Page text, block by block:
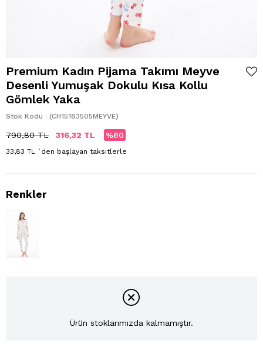
Premium Kadın Pijama Takımı Meyve
Desenli Yumuşak Dokulu Kısa Kollu
Gömlek Yaka
Stok Kodu (CH15183505MEYVE)
790,80 TL 316,32 TL 60
33,83 TL `den başlayan taksitlerle
Ürün stoklarımızda kalmamıştır.